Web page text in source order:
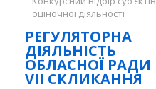
оціночної діяльності
РЕГУЛЯТОРНА
ДІЯЛЬНІСТЬ
ОБЛАСНОЇ РАДИ
VII СКЛИКАННЯ